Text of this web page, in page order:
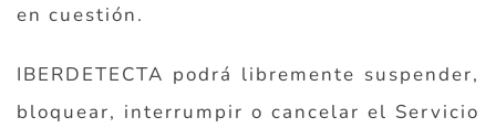
en cuestión.
IBERDETECTA podrá libremente suspender,
bloquear, interrumpir o cancelar el Servicio